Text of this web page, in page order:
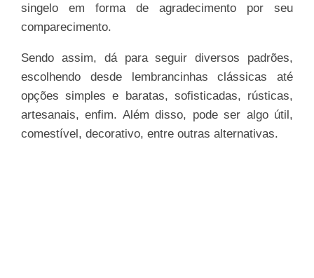
singelo em forma de agradecimento por seu
comparecimento.
Sendo assim, dá para seguir diversos padrões,
escolhendo desde lembrancinhas clássicas até
opções simples e baratas, sofisticadas, rústicas,
artesanais, enfim. Além disso, pode ser algo útil,
comestível, decorativo, entre outras alternativas.